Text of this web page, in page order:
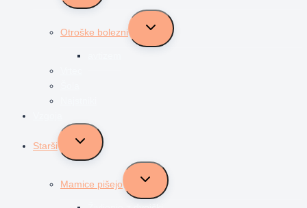
menu
Otroške bolezni
Toggle
menu
Starši
Toggle
menu
Mamice pišejo
Toggle
menu